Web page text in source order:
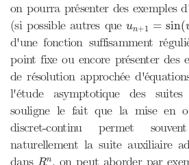
on pourra présenter des exemples
(si possible autres queun+1 = sin(
u sin (
d'une fonction suffisamment
point fixe ou encore présenter des
de résolution approchée
l'étude asymptotique des
souligne le fait que la mise en
discret-continu permet
naturellement la suite auxiliaire
dans Rn
Rn, on peut aborder par